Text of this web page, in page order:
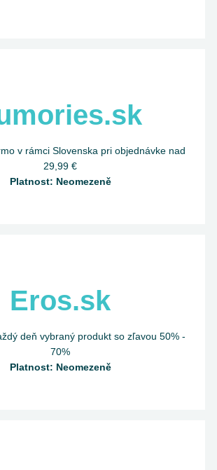
v rámci Slovenska pri objednávke nad
29,99 €
Platnost: Neomezeně
Eros.sk
deň vybraný produkt so zľavou 50% -
70%
Platnost: Neomezeně